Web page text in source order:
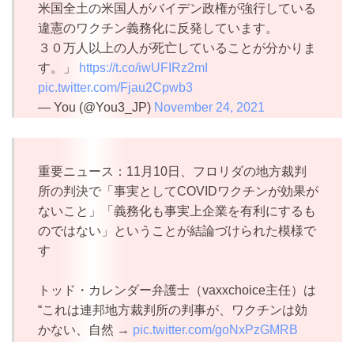
米国全土の米国人がバイデン政権が強行している
違憲のワクチン義務化に反発しています。
３０万人以上の人が死亡していることが分かりま
す。」
https://t.co/iwUFIRz2mI
pic.twitter.com/Fjau2Cpwb3
— You (@You3_JP) November 24, 2021
重要ニュース：11月10日、フロリダの地方裁判
所の判決で「事実としてCOVIDワクチンが効果が
ないこと」「義務化も事実上企業を有利にするも
のではない」ということが結論づけられた模様で
す
トッド・カレンダー弁護士（vaxxchoice主任）は
“これは連邦地方裁判所の判事が、ワクチンは効
かない、自然 → pic.twitter.com/goNxPzGMRB